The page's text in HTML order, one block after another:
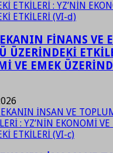
FİNANS VE
ÜZERİNDEKİ
VE EMEK